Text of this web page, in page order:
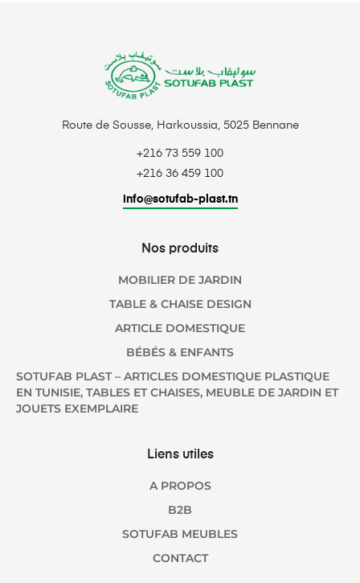
Route de Sousse, Harkoussia, 5025 Bennane
+216 73 559 100
+216 36 459 100
info@sotufab-plast.tn
Nos produits
MOBILIER DE JARDIN
TABLE & CHAISE DESIGN
ARTICLE DOMESTIQUE
BÉBÉS & ENFANTS
SOTUFAB PLAST – ARTICLES DOMESTIQUE PLASTIQUE
EN TUNISIE, TABLES ET CHAISES, MEUBLE DE JARDIN ET
JOUETS EXEMPLAIRE
Liens utiles
A PROPOS
B2B
SOTUFAB MEUBLES
CONTACT